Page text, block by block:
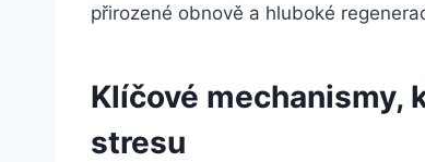
přirozené obnově a hluboké
Klíčové mechanismy,
stresu